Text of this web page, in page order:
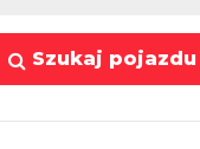
Szukaj pojazdu